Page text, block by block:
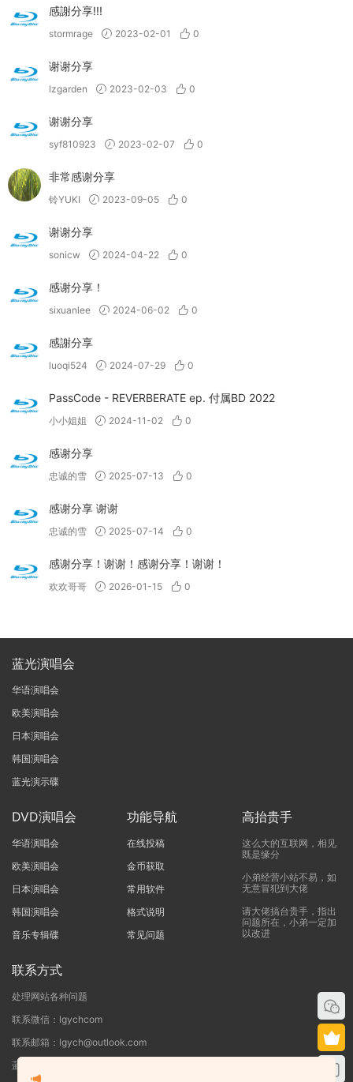
感謝分享!!!
stormrage 2023-02-01 0
谢谢分享
lzgarden 2023-02-03 0
谢谢分享
syf810923 2023-02-07 0
非常感谢分享
铃YUKI 2023-09-05 0
谢谢分享
sonicw 2024-04-22 0
感谢分享！
sixuanlee 2024-06-02 0
感謝分享
luoqi524 2024-07-29 0
PassCode - REVERBERATE ep. 付属BD 2022
小小姐姐 2024-11-02 0
感谢分享
忠诚的雪 2025-07-13 0
感谢分享 谢谢
忠诚的雪 2025-07-14 0
感谢分享！谢谢！感谢分享！谢谢！
欢欢哥哥 2026-01-15 0
蓝光演唱会
华语演唱会
欧美演唱会
日本演唱会
韩国演唱会
蓝光演示碟
DVD演唱会
华语演唱会
欧美演唱会
日本演唱会
韩国演唱会
音乐专辑碟
功能导航
在线投稿
金币获取
常用软件
格式说明
常见问题
高抬贵手
这么大的互联网，相见
既是缘分
小弟经营小站不易，如
无意冒犯到大佬
请大佬搞台贵手，指出
问题所在，小弟一定加
以改进
联系方式
处理网站各种问题
联系微信：lgychcom
联系邮箱：lgych@outlook.com
蓝光演唱会网 - 专注于ISO和BDMV蓝光演唱会下载服务